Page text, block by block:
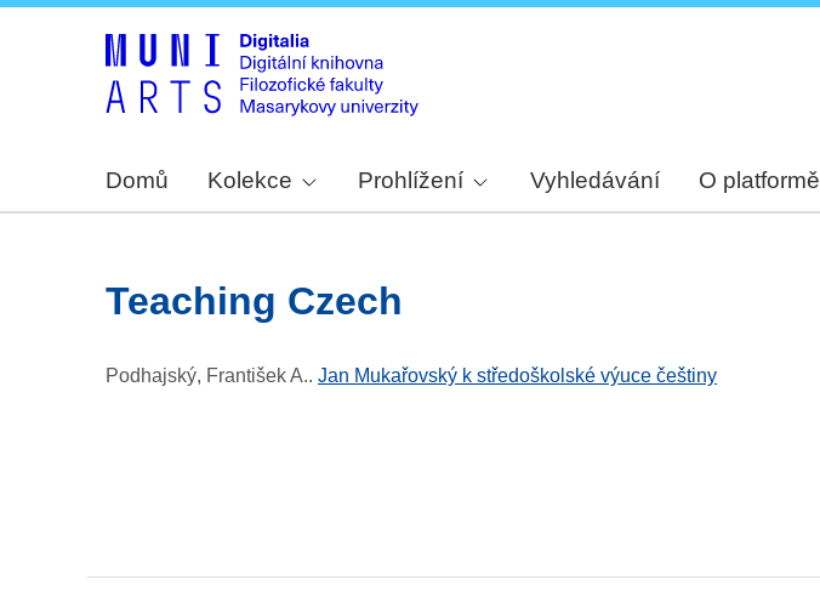
Domů Kolekce Prohlížení Vyhledávání O platformě
teaching Czech
Podhajský, František A.. Jan Mukařovský k středoškolské výuce češtiny